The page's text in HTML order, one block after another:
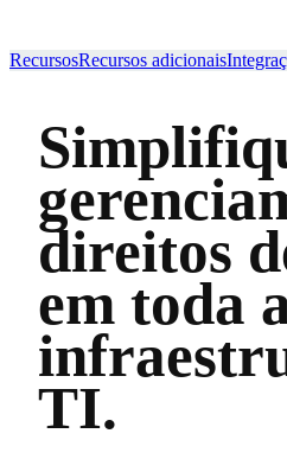
RecursosRecursos adicionais
direitos
em toda
TI.